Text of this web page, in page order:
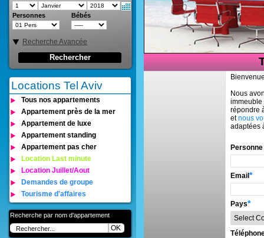
Personnes Bébés
Recherche Avancée
Rechercher
Locations Tel Aviv
Tous nos appartements
Appartement près de la mer
Appartement de luxe
Appartement standing
Appartement pas cher
Location Last minute
Location Juillet/Aout
Demandes de groupe
Tourisme d'affaires
Recherche par nom d'appartement
OK
Nous
immeuble
répondre
etnous
adaptées
Email *
Pays*